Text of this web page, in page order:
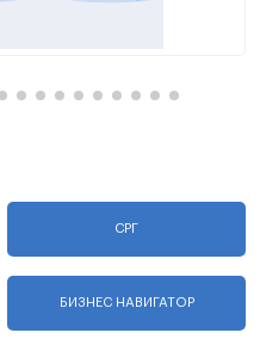
СРГ
БИЗНЕС НАВИГАТОР